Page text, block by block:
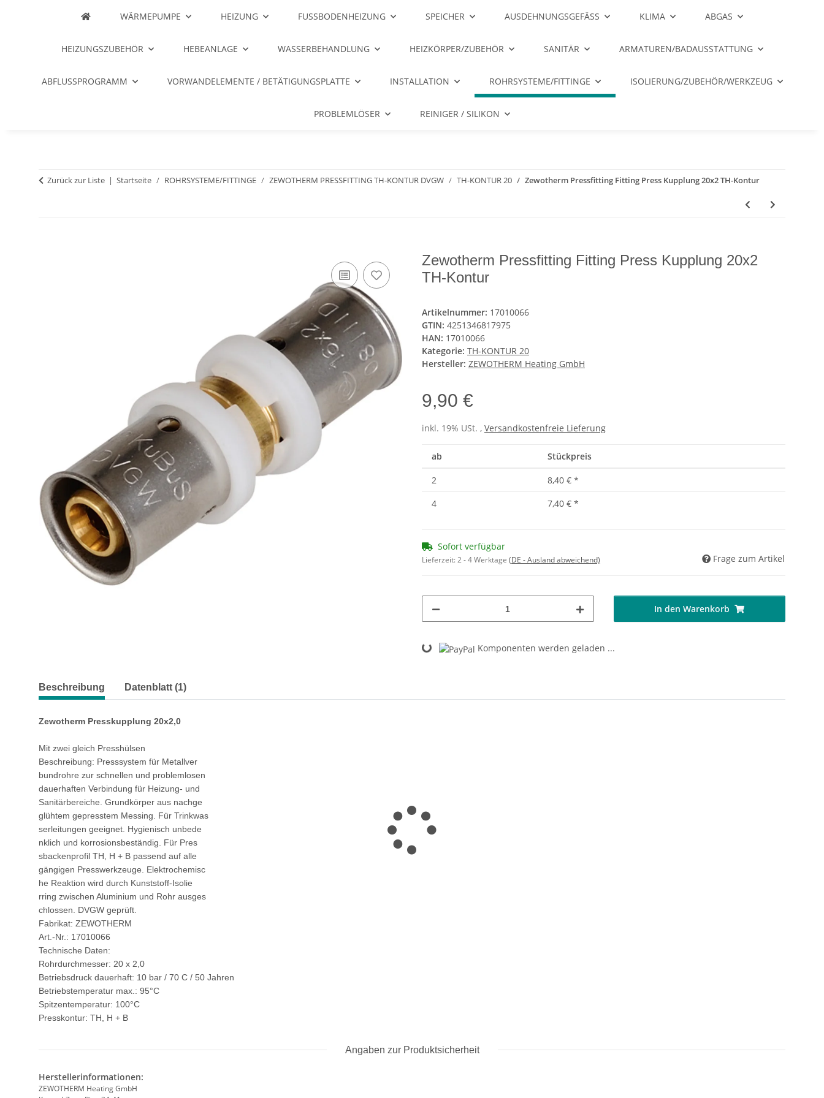
WÄRMEPUMPE HEIZUNG FUSSBODENHEIZUNG SPEICHER AUSDEHNUNGSGEFÄSS KLIMA ABGAS
HEIZUNGSZUBEHÖR HEBEANLAGE WASSERBEHANDLUNG HEIZKÖRPER/ZUBEHÖR SANITÄR ARMATUREN/BADAUSSTATTUNG
ABFLUSSPROGRAMM VORWANDELEMENTE / BETÄTIGUNGSPLATTE INSTALLATION ROHRSYSTEME/FITTINGE ISOLIERUNG/ZUBEHÖR/WERKZEUG
PROBLEMLÖSER REINIGER / SILIKON
Zurück zur Liste Startseite ROHRSYSTEME/FITTINGE ZEWOTHERM PRESSFITTING TH-KONTUR DVGW TH-KONTUR 20 Zewotherm Pressfitting Fitting Press Kupplung 20x2 TH-Kontur
Zewotherm Pressfitting Fitting Press Kupplung 20x2
TH-Kontur
Artikelnummer: 17010066
GTIN: 4251346817975
HAN: 17010066
Kategorie: TH-KONTUR 20
Hersteller: ZEWOTHERM Heating GmbH
9,90 €
inkl. 19% USt. , Versandkostenfreie Lieferung
ab Stückpreis
2 8,40 € *
4
7,40 € *
Sofort verfügbar
Lieferzeit:2 - 4 Werktage (DE - Ausland abweichend) Frage zum Artikel
In den Warenkorb
Loading... Komponenten werden geladen ...
Beschreibung Datenblatt (1)
Zewotherm Presskupplung 20x2,0
Mit zwei gleich Presshülsen
Beschreibung: Presssystem für Metallver
bundrohre zur schnellen und problemlosen
dauerhaften Verbindung für Heizung- und
Sanitärbereiche. Grundkörper aus nachge
glühtem gepresstem Messing. Für Trinkwas
serleitungen geeignet. Hygienisch unbede
nklich und korrosionsbeständig. Für Pres
sbackenprofil TH, H + B passend auf alle
gängigen Presswerkzeuge. Elektrochemisc
he Reaktion wird durch Kunststoff-Isolie
rring zwischen Aluminium und Rohr ausges
chlossen. DVGW geprüft.
Fabrikat: ZEWOTHERM
Art.-Nr.: 17010066
Technische Daten:
Rohrdurchmesser: 20 x 2,0
Betriebsdruck dauerhaft: 10 bar / 70 C / 50 Jahren
Betriebstemperatur max.: 95°C
Spitzentemperatur: 100°C
Presskontur: TH, H + B
Angaben zur Produktsicherheit
Herstellerinformationen:
ZEWOTHERM Heating GmbH